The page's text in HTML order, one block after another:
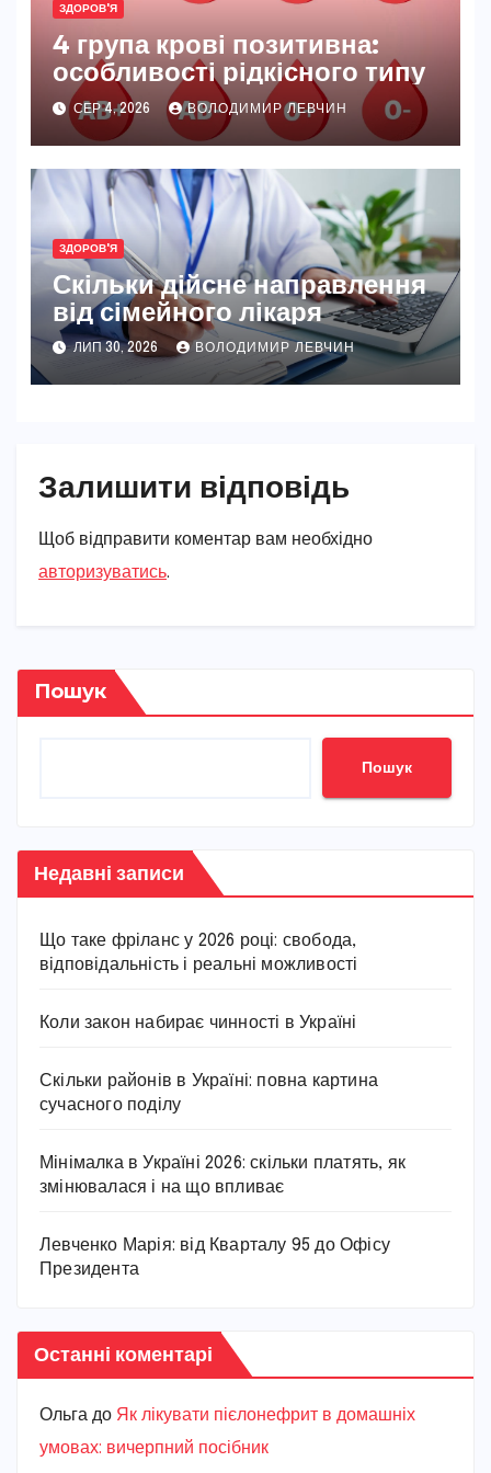
ЗДОРОВ'Я
4 група крові позитивна:
особливості рідкісного типу
СЕР 4, 2026 ВОЛОДИМИР ЛЕВЧИН
ЗДОРОВ'Я
Скільки дійсне направлення
від сімейного лікаря
ЛИП 30, 2026 ВОЛОДИМИР ЛЕВЧИН
Залишити відповідь
Щоб відправити коментар вам необхідно
авторизуватись.
Пошук
Пошук
Недавні записи
Що таке фріланс у 2026 році: свобода,
відповідальність і реальні можливості
Коли закон набирає чинності в Україні
Скільки районів в Україні: повна картина
сучасного поділу
Мінімалка в Україні 2026: скільки платять, як
змінювалася і на що впливає
Левченко Марія: від Кварталу 95 до Офісу
Президента
Останні коментарі
Ольга до Як лікувати пієлонефрит в домашніх
умовах: вичерпний посібник